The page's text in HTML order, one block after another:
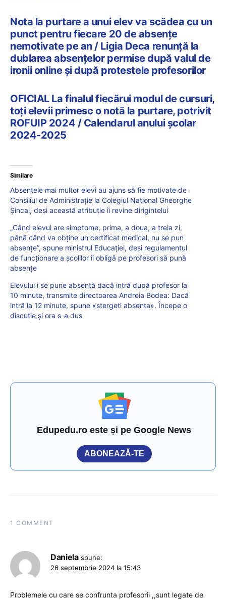
Nota la purtare a unui elev va scădea cu un
punct pentru fiecare 20 de absențe
nemotivate pe an / Ligia Deca renunță la
dublarea absențelor permise după valul de
ironii online și după protestele profesorilor
OFICIAL La finalul fiecărui modul de cursuri,
toți elevii primesc o notă la purtare, potrivit
ROFUIP 2024 / Calendarul anului școlar
2024-2025
Similare
Absențele mai multor elevi au ajuns să fie motivate de
Consiliul de Administrație la Colegiul Național Gheorghe
Șincai, deși această atribuție îi revine dirigintelui
„Când elevul are simptome, prima, a doua, a treia zi,
până când va obține un certificat medical, nu se pun
absențe”, spune ministrul Educației, deși regulamentul
de funcționare a școlilor îi obligă pe profesori să pună
absențe
Elevului i se pune absență dacă intră după profesor la
10 minute, transmite directoarea Andreia Bodea: Dacă
intră la 12 minute, spune «ștergeti absența». Începe o
discuție și ora s-a dus
Edupedu.ro este și pe Google News
ABONEAZĂ-TE
1 COMMENT
Daniela spune:
26 septembrie 2024 la 15:43
Problemele cu care se confrunta profesorii ,,sunt legate de